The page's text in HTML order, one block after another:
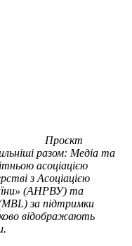
Проєкт
разом: Медіа та
асоціацією
з Асоціацією
(АНРВУ) та
за підтримки
відображають